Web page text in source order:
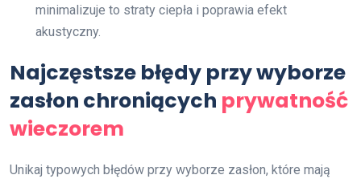
minimalizuje to straty ciepła i poprawia efekt
akustyczny.
Najczęstsze błędy przy wyborze
zasłon chroniących prywatność
wieczorem
Unikaj typowych błędów przy wyborze zasłon, które mają